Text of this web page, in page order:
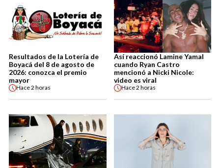
Resultados de la Lotería de
Boyacá del 8 de agosto de
2026: conozca el premio
mayor
Hace2 horas
Así reaccionó Lamine Yamal
cuando Ryan Castro
mencionó a Nicki Nicole:
video es viral
Hace2 horas